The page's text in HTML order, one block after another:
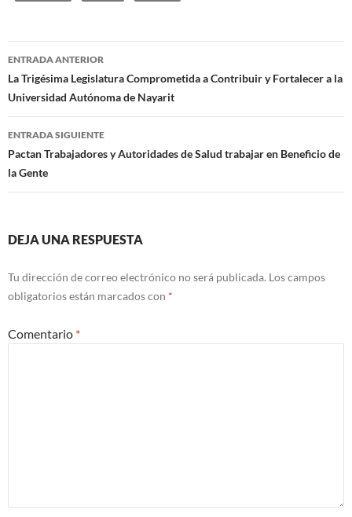
Navegación
de
entradas
ENTRADA ANTERIOR
La Trigésima Legislatura Comprometida a Contribuir y Fortalecer a la
Universidad Autónoma de Nayarit
ENTRADA SIGUIENTE
Pactan Trabajadores y Autoridades de Salud trabajar en Beneficio de
la Gente
DEJA UNA RESPUESTA
Tu dirección de correo electrónico no será publicada. Los campos
obligatorios están marcados con *
Comentario *